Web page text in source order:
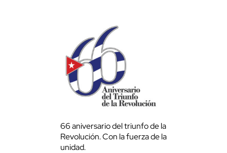
66 aniversario del triunfo de la
Revolución. Con la fuerza de la
unidad.